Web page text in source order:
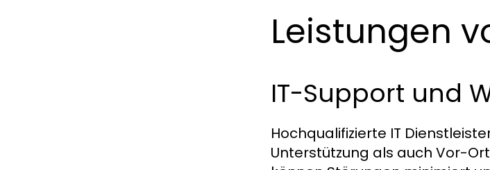
Leistungen
IT-Support und
Hochqualifizierte IT
Unterstützung als auch Vor-